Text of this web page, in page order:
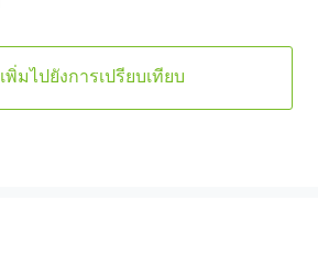
เพิ่มไปยังการเปรียบเทียบ